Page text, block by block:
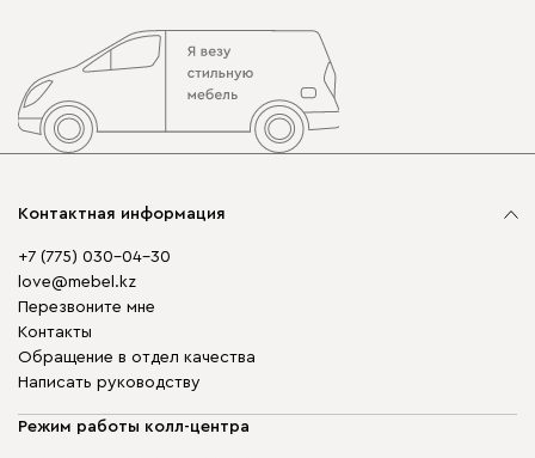
Контактная информация
+7 (775) 030-04-30
love@mebel.kz
Перезвоните мне
Контакты
Обращение в отдел качества
Написать руководству
Режим работы колл-центра